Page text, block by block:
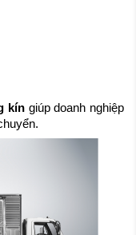
kín giúp doanh nghiệp